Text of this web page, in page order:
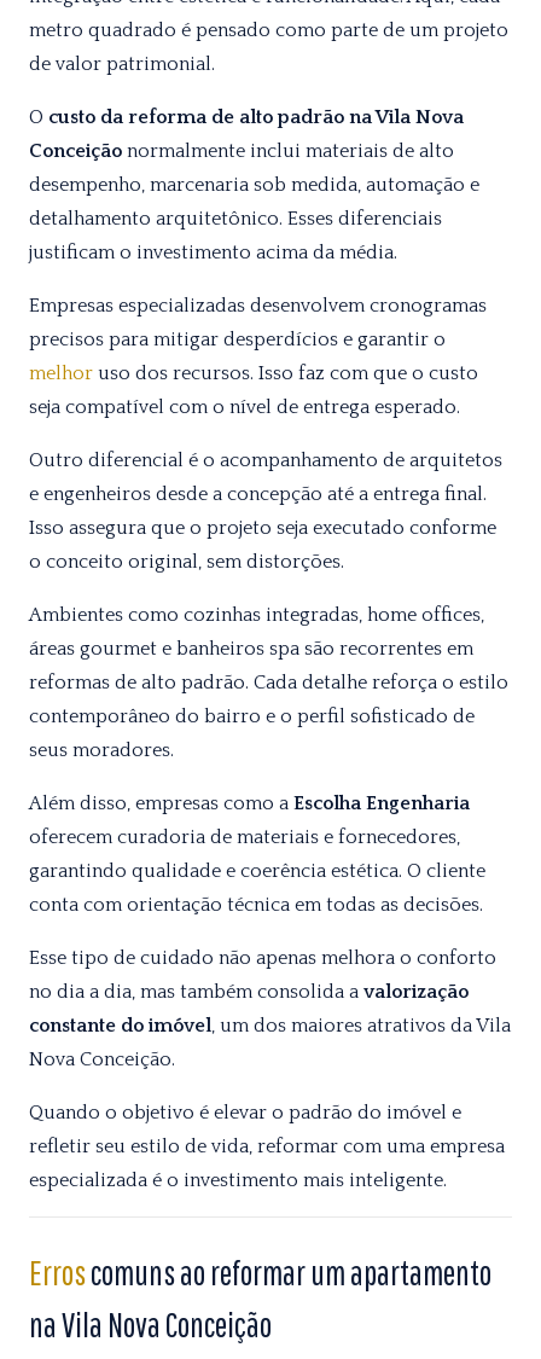
metro quadrado é pensado como parte de um projeto
de valor patrimonial.
O custo da reforma de alto padrão na Vila Nova
Conceição normalmente inclui materiais de alto
desempenho, marcenaria sob medida, automação e
detalhamento arquitetônico. Esses diferenciais
justificam o investimento acima da média.
Empresas especializadas desenvolvem cronogramas
precisos para mitigar desperdícios e garantir o
melhor uso dos recursos. Isso faz com que o custo
seja compatível com o nível de entrega esperado.
Outro diferencial é o acompanhamento de arquitetos
e engenheiros desde a concepção até a entrega final.
Isso assegura que o projeto seja executado conforme
o conceito original, sem distorções.
Ambientes como cozinhas integradas, home offices,
áreas gourmet e banheiros spa são recorrentes em
reformas de alto padrão. Cada detalhe reforça o estilo
contemporâneo do bairro e o perfil sofisticado de
seus moradores.
Além disso, empresas como a Escolha Engenharia
oferecem curadoria de materiais e fornecedores,
garantindo qualidade e coerência estética. O cliente
conta com orientação técnica em todas as decisões.
Esse tipo de cuidado não apenas melhora o conforto
no dia a dia, mas também consolida a valorização
constante do imóvel, um dos maiores atrativos da Vila
Nova Conceição.
Quando o objetivo é elevar o padrão do imóvel e
refletir seu estilo de vida, reformar com uma empresa
especializada é o investimento mais inteligente.
Erroscomuns ao reformar um apartamento
na Vila Nova Conceição